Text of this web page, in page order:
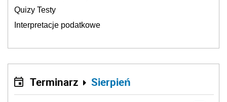
Quizy Testy
Interpretacje podatkowe
Terminarz Sierpień